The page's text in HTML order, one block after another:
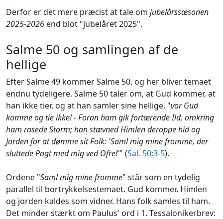
Derfor er det mere præcist at tale om jubelårssæsonen
2025-2026 end blot "jubelåret 2025".
Salme 50 og samlingen af de
hellige
Efter Salme 49 kommer Salme 50, og her bliver temaet
endnu tydeligere. Salme 50 taler om, at Gud kommer, at
han ikke tier, og at han samler sine hellige, "vor Gud
komme og tie ikke! - Foran ham gik fortærende Ild, omkring
ham rasede Storm; han stævned Himlen deroppe hid og
Jorden for at dømme sit Folk: 'Saml mig mine fromme, der
sluttede Pagt med mig ved Ofre!'" (Sal. 50:3-5).
Ordene "Saml mig mine fromme" står som en tydelig
parallel til bortrykkelsestemaet. Gud kommer. Himlen
og jorden kaldes som vidner. Hans folk samles til ham.
Det minder stærkt om Paulus' ord i 1. Tessalonikerbrev: